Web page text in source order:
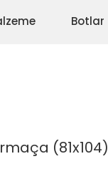
Botlar
(81x104)